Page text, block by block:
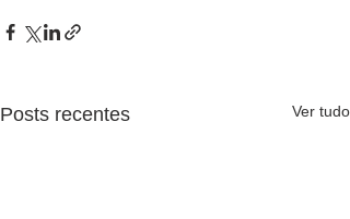
Posts recentes Ver tudo